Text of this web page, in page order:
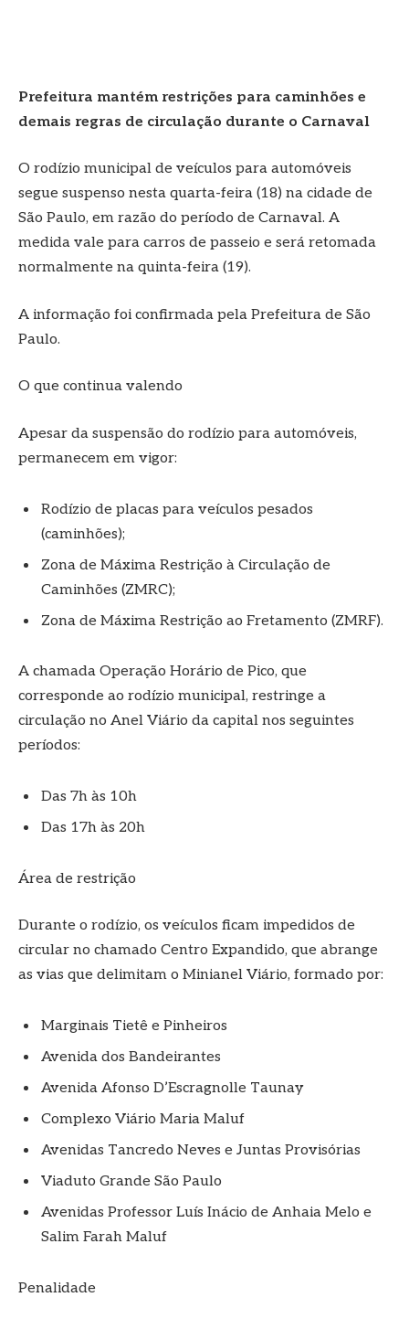
Prefeitura mantém restrições para caminhões e
demais regras de circulação durante o Carnaval
O rodízio municipal de veículos para automóveis
segue suspenso nesta quarta-feira (18) na cidade de
São Paulo, em razão do período de Carnaval. A
medida vale para carros de passeio e será retomada
normalmente na quinta-feira (19).
A informação foi confirmada pela Prefeitura de São
Paulo.
O que continua valendo
Apesar da suspensão do rodízio para automóveis,
permanecem em vigor:
Rodízio de placas para veículos pesados
(caminhões);
Zona de Máxima Restrição à Circulação de
Caminhões (ZMRC);
Zona de Máxima Restrição ao Fretamento (ZMRF).
A chamada Operação Horário de Pico, que
corresponde ao rodízio municipal, restringe a
circulação no Anel Viário da capital nos seguintes
períodos:
Das 7h às 10h
Das 17h às 20h
Área de restrição
Durante o rodízio, os veículos ficam impedidos de
circular no chamado Centro Expandido, que abrange
as vias que delimitam o Minianel Viário, formado por:
Marginais Tietê e Pinheiros
Avenida dos Bandeirantes
Avenida Afonso D’Escragnolle Taunay
Complexo Viário Maria Maluf
Avenidas Tancredo Neves e Juntas Provisórias
Viaduto Grande São Paulo
Avenidas Professor Luís Inácio de Anhaia Melo e
Salim Farah Maluf
Penalidade